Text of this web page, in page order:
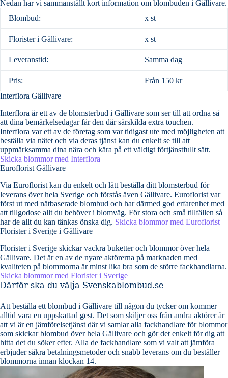
Nedan har vi sammanställt kort information om blombuden i Gällivare.
Blombud:
x st
Florister i Gällivare: x st
Leveranstid: Samma dag
Pris:
Från 150 kr
Interflora Gällivare
Interflora är ett av de blomsterbud i Gällivare som ser till att ordna så
att dina bemärkelsedagar får den där särskilda extra touchen.
Interflora var ett av de företag som var tidigast ute med möjligheten att
beställa via nätet och via deras tjänst kan du enkelt se till att
uppmärksamma dina nära och kära på ett väldigt förtjänstfullt sätt.
Skicka blommor med Interflora
Euroflorist Gällivare
Via Euroflorist kan du enkelt och lätt beställa ditt blomsterbud för
leverans över hela Sverige och förstås även Gällivare. Euroflorist var
först ut med nätbaserade blombud och har därmed god erfarenhet med
att tillgodose allt du behöver i blomväg. För stora och små tillfällen så
har de allt du kan tänkas önska dig. Skicka blommor med Euroflorist
Florister i Sverige i Gällivare
Florister i Sverige skickar vackra buketter och blommor över hela
Gällivare. Det är en av de nyare aktörerna på marknaden med
kvaliteten på blommorna är minst lika bra som de större fackhandlarna.
Skicka blommor med Florister i Sverige
Därför ska du välja Svenskablombud.se
Att beställa ett blombud i Gällivare till någon du tycker om kommer
alltid vara en uppskattad gest. Det som skiljer oss från andra aktörer är
att vi är en jämförelsetjänst där vi samlar alla fackhandlare för blommor
som skickar blombud över hela Gällivare och gör det enkelt för dig att
hitta det du söker efter. Alla de fackhandlare som vi valt att jämföra
erbjuder säkra betalningsmetoder och snabb leverans om du beställer
blommorna innan klockan 14.